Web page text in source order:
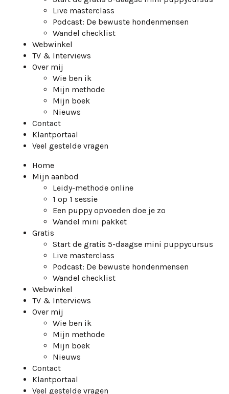
Live masterclass
Podcast: De bewuste hondenmensen
Wandel checklist
Webwinkel
TV & Interviews
Over mij
Wie ben ik
Mijn methode
Mijn boek
Nieuws
Contact
Klantportaal
Veel gestelde vragen
Home
Mijn aanbod
Leidy-methode online
1 op 1 sessie
Een puppy opvoeden doe je zo
Wandel mini pakket
Gratis
Start de gratis 5-daagse mini puppycursus
Live masterclass
Podcast: De bewuste hondenmensen
Wandel checklist
Webwinkel
TV & Interviews
Over mij
Wie ben ik
Mijn methode
Mijn boek
Nieuws
Contact
Klantportaal
Veel gestelde vragen